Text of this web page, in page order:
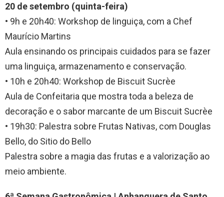
20 de setembro (quinta-feira)
• 9h e 20h40: Workshop de linguiça, com a Chef
Maurício Martins
Aula ensinando os principais cuidados para se fazer
uma linguiça, armazenamento e conservação.
• 10h e 20h40: Workshop de Biscuit Sucrèe
Aula de Confeitaria que mostra toda a beleza de
decoração e o sabor marcante de um Biscuit Sucrèe
• 19h30: Palestra sobre Frutas Nativas, com Douglas
Bello, do Sitio do Bello
Palestra sobre a magia das frutas e a valorização ao
meio ambiente.